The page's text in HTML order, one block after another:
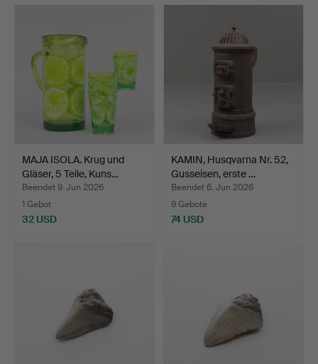
MAJA ISOLA. Krug und
Gläser, 5 Teile, Kuns…
Beendet 9. Jun 2026
1 Gebot
32 USD
KAMIN, Husqvarna Nr. 52,
Gusseisen, erste …
Beendet 6. Jun 2026
9 Gebote
74 USD